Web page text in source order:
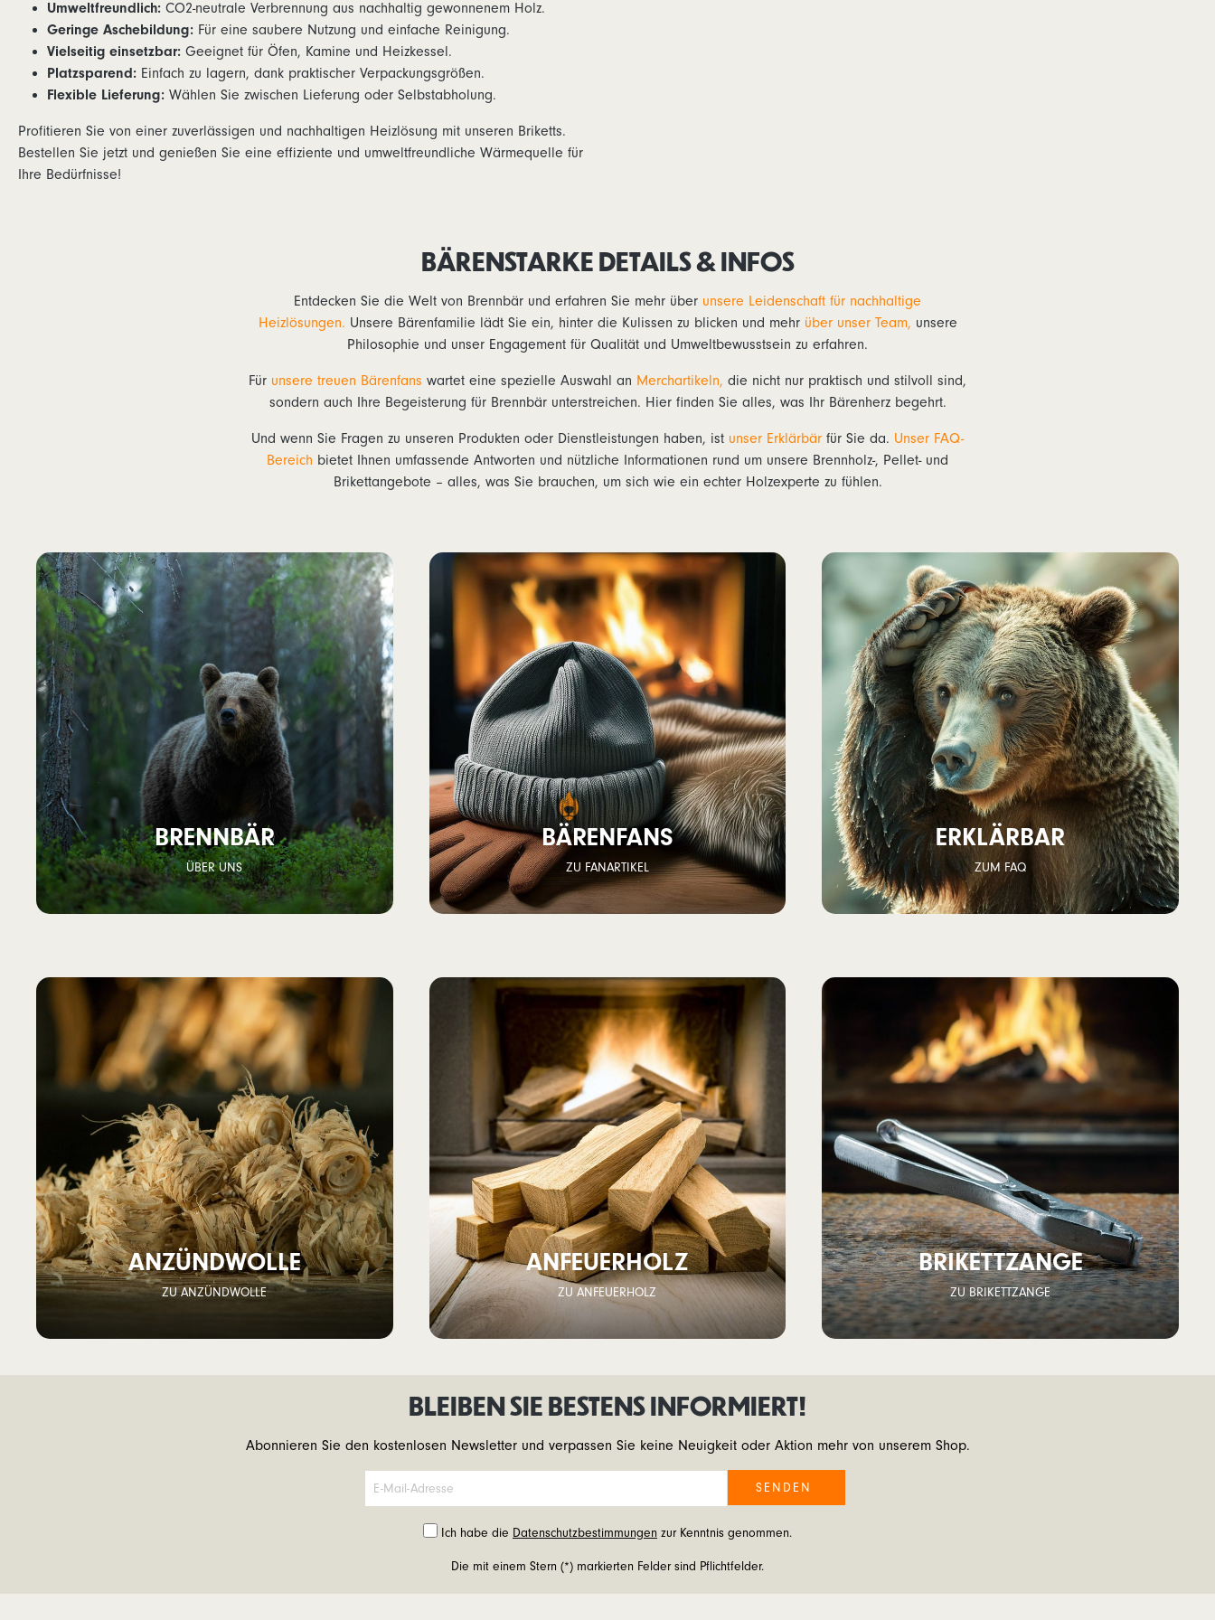
Umweltfreundlich: CO2-neutrale Verbrennung aus nachhaltig gewonnenem Holz.
Geringe Aschebildung: Für eine saubere Nutzung und einfache Reinigung.
Vielseitig einsetzbar: Geeignet für Öfen, Kamine und Heizkessel.
Platzsparend: Einfach zu lagern, dank praktischer Verpackungsgrößen.
Flexible Lieferung: Wählen Sie zwischen Lieferung oder Selbstabholung.
Profitieren Sie von einer zuverlässigen und nachhaltigen Heizlösung mit unseren Briketts.
Bestellen Sie jetzt und genießen Sie eine effiziente und umweltfreundliche Wärmequelle für
Ihre Bedürfnisse!
BÄRENSTARKE DETAILS & INFOS
Entdecken Sie die Welt von Brennbär und erfahren Sie mehr über unsere Leidenschaft für nachhaltige
Heizlösungen. Unsere Bärenfamilie lädt Sie ein, hinter die Kulissen zu blicken und mehr über unser Team, unsere
Philosophie und unser Engagement für Qualität und Umweltbewusstsein zu erfahren.
Für unsere treuen Bärenfans wartet eine spezielle Auswahl an Merchartikeln, die nicht nur praktisch und stilvoll sind,
sondern auch Ihre Begeisterung für Brennbär unterstreichen. Hier finden Sie alles, was Ihr Bärenherz begehrt.
Und wenn Sie Fragen zu unseren Produkten oder Dienstleistungen haben, ist unser Erklärbär für Sie da. Unser FAQ-
Bereich bietet Ihnen umfassende Antworten und nützliche Informationen rund um unsere Brennholz-, Pellet- und
Brikettangebote – alles, was Sie brauchen, um sich wie ein echter Holzexperte zu fühlen.
BRENNBÄR
ÜBER UNS
BÄRENFANS
ZU FANARTIKEL
ERKLÄRBAR
ZUM FAQ
ANZÜNDWOLLE
ZU ANZÜNDWOLLE
ANFEUERHOLZ
ZU ANFEUERHOLZ
BRIKETTZANGE
ZU BRIKETTZANGE
BLEIBEN SIE BESTENS INFORMIERT!
Abonnieren Sie den kostenlosen Newsletter und verpassen Sie keine Neuigkeit oder Aktion mehr von unserem Shop.
SENDEN
Ich habe die Datenschutzbestimmungen zur Kenntnis genommen.
Die mit einem Stern (*) markierten Felder sind Pflichtfelder.